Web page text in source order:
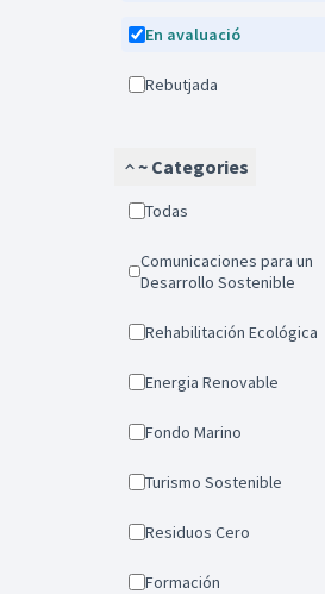
En avaluació
Rebutjada
~ Categories
Todas
Comunicaciones para un
Desarrollo Sostenible
Rehabilitación Ecológica
Energia Renovable
Fondo Marino
Turismo Sostenible
Residuos Cero
Formación